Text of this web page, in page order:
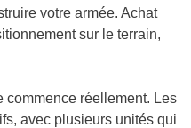
votre armée. Achat
sur le terrain,
commence réellement. Les
avec plusieurs unités qui